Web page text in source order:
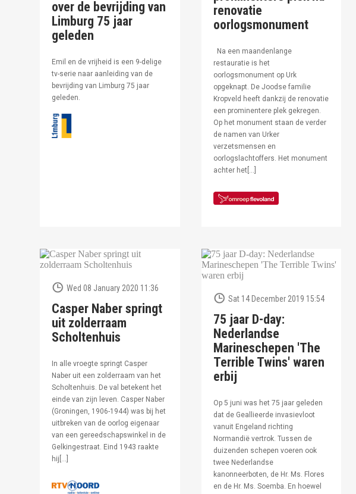
over de bevrijding van
Limburg 75 jaar
geleden
Emil en de vrijheid is een 9-delige
tv-serie naar aanleiding van de
bevrijding van Limburg 75 jaar
geleden.
renovatie
oorlogsmonument
Na een maandenlange
restauratie is het
oorlogsmonument op Urk
opgeknapt. De Joodse familie
Kropveld heeft dankzij de renovatie
een prominentere plek gekregen.
Op het monument staan de verder
de namen van Urker
verzetsmensen en
oorlogslachtoffers. Het monument
achter het[…]
Wed 08 January 2020 11:36
Casper Naber springt
uit zolderraam
Scholtenhuis
In alle vroegte springt Casper
Naber uit een zolderraam van het
Scholtenhuis. De val betekent het
einde van zijn leven. Casper Naber
(Groningen, 1906-1944) was bij het
uitbreken van de oorlog eigenaar
van een gereedschapswinkel in de
Gelkingestraat. Eind 1943 raakte
hij[…]
Sat 14 December 2019 15:54
75 jaar D-day:
Nederlandse
Marineschepen 'The
Terrible Twins' waren
erbij
Op 5 juni was het 75 jaar geleden
dat de Geallieerde invasievloot
vanuit Engeland richting
Normandië vertrok. Tussen de
duizenden schepen voeren ook
twee Nederlandse
kanonneerboten, de Hr. Ms. Flores
en de Hr. Ms. Soemba. En hoewel